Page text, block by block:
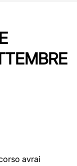
avrai